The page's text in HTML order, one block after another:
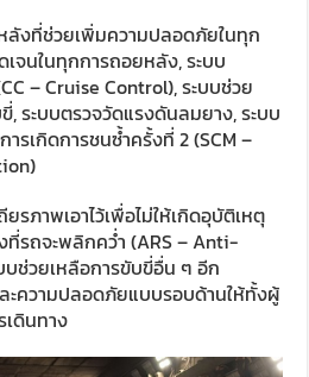
งที่ช่วยเพิ่มความปลอดภัยในทุก
จนในทุกการถอยหลัง, ระบบ
– Cruise Control), ระบบช่วย
, ระบบตรวจวัดแรงดันลมยาง, ระบบ
รเกิดการชนซ้ำครั้งที่ 2 (SCM –
รภาพเอาไว้เพื่อไม่ให้เกิดอุบัติเหตุ
ที่รถจะพลิกคว่ำ (ARS – Anti-
บช่วยเหลือการขับขี่อื่น ๆ อีก
ะความปลอดภัยแบบรอบด้านให้ทั้งผู้
เดินทาง